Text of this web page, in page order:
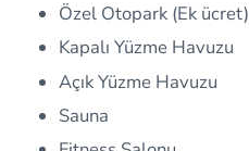
Özel Otopark (Ek ücret)
Kapalı Yüzme Havuzu
Açık Yüzme Havuzu
Sauna